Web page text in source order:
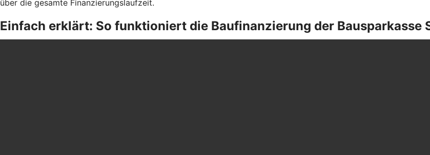
über die gesamte Finanzierungslaufzeit.
Einfach erklärt: So funktioniert die Baufinanzierung der Bausparkasse